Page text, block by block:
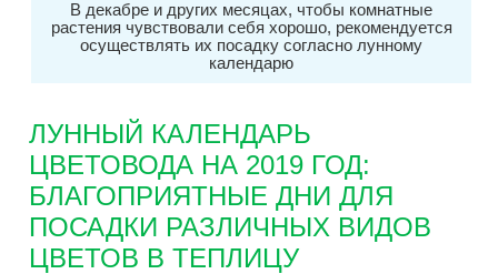
В декабре и других месяцах, чтобы комнатные
растения чувствовали себя хорошо, рекомендуется
осуществлять их посадку согласно лунному
календарю
ЛУННЫЙ КАЛЕНДАРЬ
ЦВЕТОВОДА НА 2019 ГОД:
БЛАГОПРИЯТНЫЕ ДНИ ДЛЯ
ПОСАДКИ РАЗЛИЧНЫХ ВИДОВ
ЦВЕТОВ В ТЕПЛИЦУ